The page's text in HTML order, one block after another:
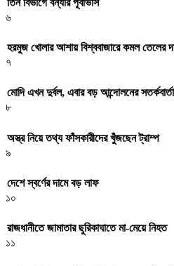
৬
হরমুজ খোলার আশায় বিশ্ববাজারে কমল তেলের
৭
মোদি এখন দুর্বল, এবার বড় আন্দোলনের
৮
অস্ত্র নিয়ে তথ্য ফাঁসকারীদের খুঁজছেন ট্রাম্প
৯
দেশে স্বর্ণের দামে বড় লাফ
১০
রাজধানীতে জামাতার ছুরিকাঘাতে মা-মেয়ে নিহত
১১